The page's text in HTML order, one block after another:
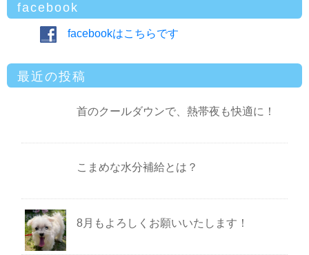
facebook
facebookはこちらです
最近の投稿
首のクールダウンで、熱帯夜も快適に！
こまめな水分補給とは？
8月もよろしくお願いいたします！